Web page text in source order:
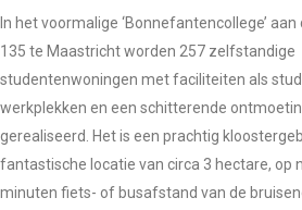
In het voormalige ‘Bonnefantencollege’
135 te Maastricht worden 257 zelfstandige
studentenwoningen met faciliteiten als
werkplekken en een schitterende
gerealiseerd. Het is een prachtig
fantastische locatie van circa 3 hectare, op
minuten fiets- of busafstand van de